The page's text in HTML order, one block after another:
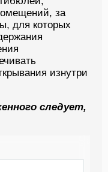
за
для которых
изнутри
следует,